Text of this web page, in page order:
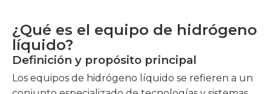
¿Qué es el equipo de hidrógeno
líquido?
Definición y propósito principal
Los equipos de hidrógeno líquido se refieren a un